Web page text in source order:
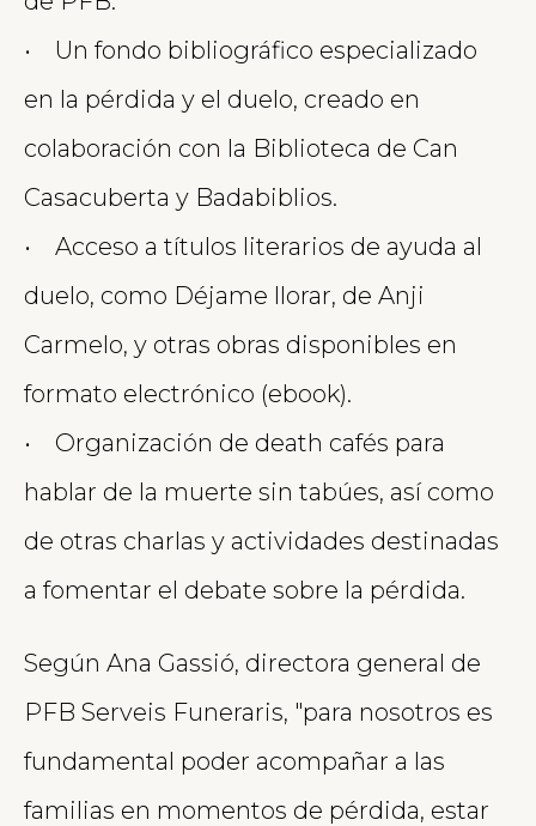
• Un fondo bibliográfico especializado
en la pérdida y el duelo, creado en
colaboración con la Biblioteca de Can
Casacuberta y Badabiblios.
• Acceso a títulos literarios de ayuda al
duelo, como Déjame llorar, de Anji
Carmelo, y otras obras disponibles en
formato electrónico (ebook).
• Organización de death cafés para
hablar de la muerte sin tabúes, así como
de otras charlas y actividades destinadas
a fomentar el debate sobre la pérdida.
Según Ana Gassió, directora general de
PFB Serveis Funeraris, "para nosotros es
fundamental poder acompañar a las
familias en momentos de pérdida, estar